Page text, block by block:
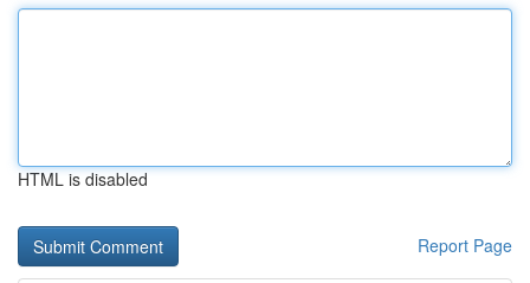
HTML is disabled
Report Page